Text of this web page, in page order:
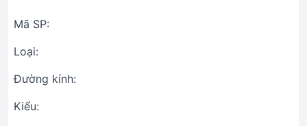
Mã SP:
Loại:
Đường kính:
Kiểu: